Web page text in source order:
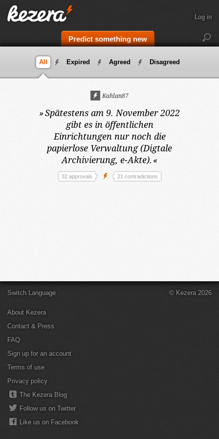
Predict something new
Log in
All Expired Agreed Disagreed
Kahlan87
»Spätestens am 9. November 2022
gibt es in öffentlichen
Einrichtungen nur noch die
papierlose Verwaltung (Digtale
Archivierung, e-Akte). «
32 approvals 21 contradictions
Switch Language
About Kezera
Contact & Press
FAQ
Sign up for an account
Terms of use
Privacy policy
The Kezera Blog
Follow us on Twitter
Like us on Facebook
© Kezera 2026